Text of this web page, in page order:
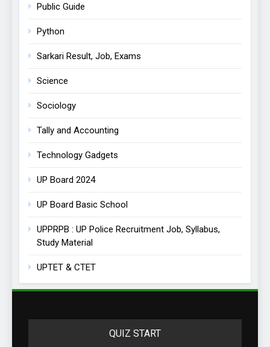
Public Guide
Python
Sarkari Result, Job, Exams
Science
Sociology
Tally and Accounting
Technology Gadgets
UP Board 2024
UP Board Basic School
UPPRPB : UP Police Recruitment Job, Syllabus,
Study Material
UPTET & CTET
QUIZ START